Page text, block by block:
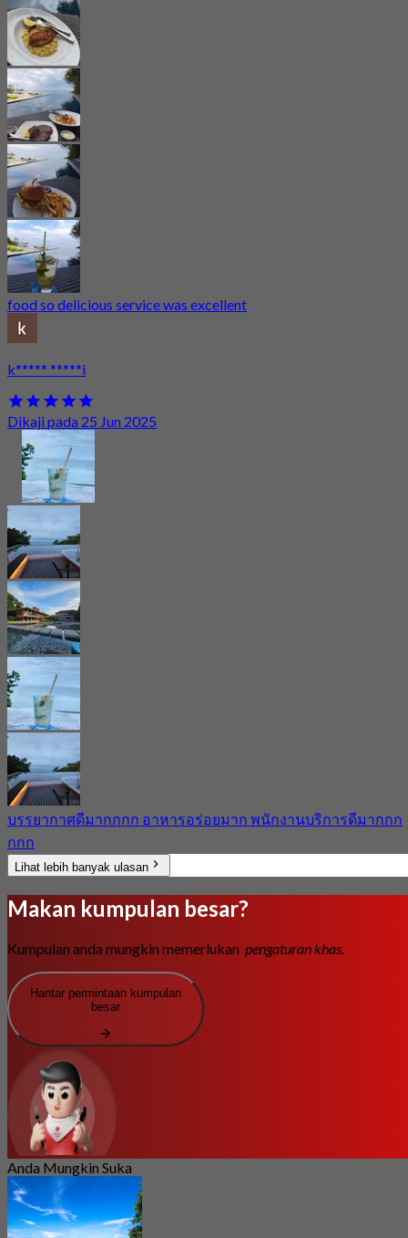
food so delicious service was excellent
k***** *****i
Dikaji pada 25 Jun 2025
บรรยากาศดีมากกกก อาหารอร่อยมาก พนักงานบริการดีมากกก
กกก
Lihat lebih banyak ulasan
Makan kumpulan besar?
Kumpulan anda mungkin memerlukan pengaturan khas.
Hantar permintaan kumpulan
besar
Anda Mungkin Suka